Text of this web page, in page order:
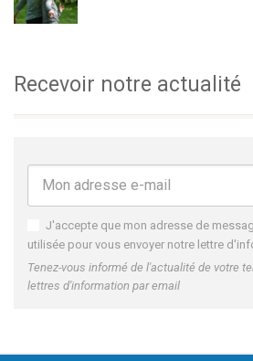
Recevoir notre actualité
J'accepte que mon adresse de
utilisée pour vous envoyer notre lettre
Tenez-vous informé de l'actualité de votre
lettres d'information par email